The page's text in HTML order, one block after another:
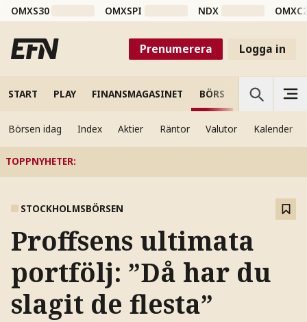
OMXS30 OMXSPI NDX
Prenumerera Logga in
START PLAY FINANSMAGASINET BÖRS VETENSKAP
Börsen idag Index Aktier Räntor Valutor Kalender
TOPPNYHETER:
STOCKHOLMSBÖRSEN
Proffsens ultimata
portfölj: ”Då har du
slagit de flesta”